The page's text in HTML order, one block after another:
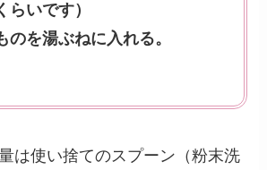
らいです）
のを湯ぶねに入れる。
は使い捨てのスプーン（粉末洗